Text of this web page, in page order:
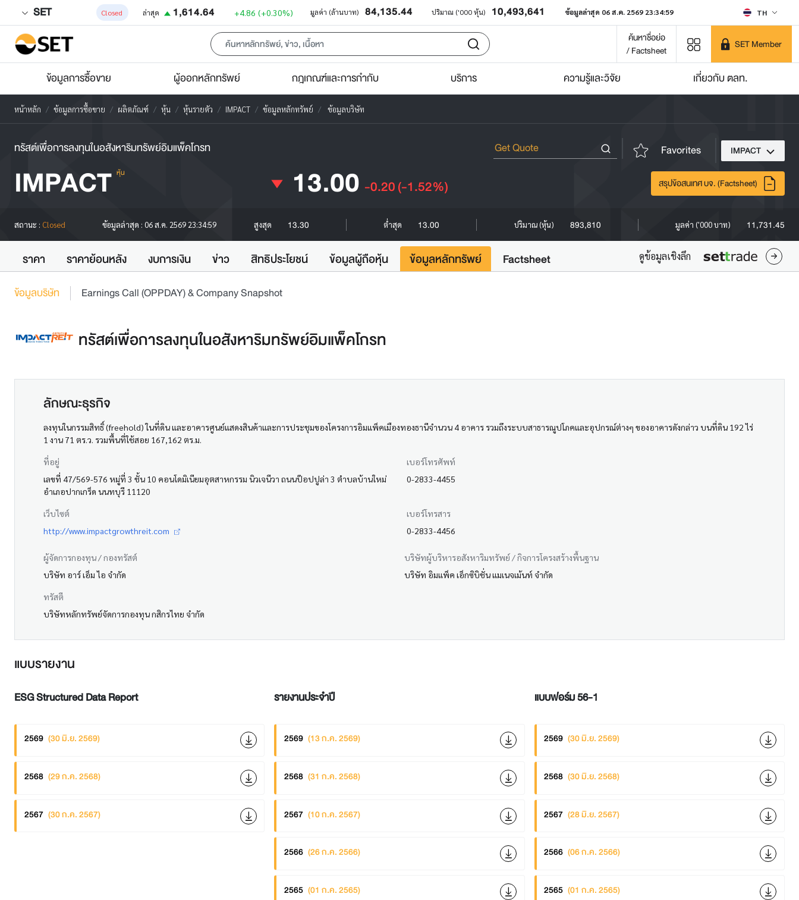
SET Closed ล่าสุด 1,614.64 +4.86 (+0.30%) มูลค่า (ล้านบาท) 84,135.44 ปริมาณ ('000 หุ้น) 10,493,641 ข้อมูลล่าสุด 06 ส.ค. 2569 23:34:59 TH
ค้นหาชื่อย่อ
/ Factsheet
SET Member
ข้อมูลการซื้อขาย ผู้ออกหลักทรัพย์ กฎเกณฑ์และการกำกับ บริการ ความรู้และวิจัย เกี่ยวกับ ตลท.
หน้าหลัก ข้อมูลการซื้อขาย ผลิตภัณฑ์ หุ้น หุ้นรายตัว IMPACT ข้อมูลหลักทรัพย์ ข้อมูลบริษัท
ทรัสต์เพื่อการลงทุนในอสังหาริมทรัพย์อิมแพ็คโกรท Favorites IMPACT
IMPACT หุ้น 13.00 -0.20(-1.52%) สรุปข้อสนเทศ บจ. (Factsheet)
สถานะ : Closed ข้อมูลล่าสุด :06 ส.ค. 2569 23:34:59 สูงสุด 13.30 ต่ำสุด 13.00 ปริมาณ (หุ้น) 893,810 มูลค่า ('000 บาท) 11,731.45
ราคา ราคาย้อนหลัง งบการเงิน ข่าว สิทธิประโยชน์ ข้อมูลผู้ถือหุ้น ข้อมูลหลักทรัพย์ Factsheet ดูข้อมูลเชิงลึก
ข้อมูลบริษัท Earnings Call (OPPDAY) & Company Snapshot
ทรัสต์เพื่อการลงทุนในอสังหาริมทรัพย์อิมแพ็คโกรท
ลักษณะธุรกิจ
ลงทุนในกรรมสิทธิ์ (freehold) ในที่ดิน และอาคารศูนย์แสดงสินค้าและการประชุมของโครงการอิมแพ็คเมืองทองธานีจำนวน 4 อาคาร รวมถึงระบบสาธารณูปโภคและอุปกรณ์ต่างๆ ของอาคารดังกล่าว บนที่ดิน 192 ไร่
1 งาน 71 ตร.ว. รวมพื้นที่ใช้สอย 167,162 ตร.ม.
ที่อยู่
เลขที่ 47/569-576 หมู่ที่ 3 ชั้น 10 คอนโดมิเนียมอุตสาหกรรม นิวเจนีวา ถนนป๊อปปูล่า 3 ตำบลบ้านใหม่
อำเภอปากเกร็ด นนทบุรี 11120
เบอร์โทรศัพท์
0-2833-4455
เว็บไซต์
http://www.impactgrowthreit.com
เบอร์โทรสาร
0-2833-4456
ผู้จัดการกองทุน / กองทรัสต์
บริษัท อาร์ เอ็ม ไอ จำกัด
บริษัทผู้บริหารอสังหาริมทรัพย์ / กิจการโครงสร้างพื้นฐาน
บริษัท อิมแพ็ค เอ็กซิบิชั่น แมเนจเม้นท์ จำกัด
ทรัสตี
บริษัทหลักทรัพย์จัดการกองทุน กสิกรไทย จำกัด
แบบรายงาน
ESG Structured Data Report
2569 (30 มิ.ย. 2569)
2568 (29 ก.ค. 2568)
2567 (30 ก.ค. 2567)
รายงานประจำปี
2569 (13 ก.ค. 2569)
2568 (31 ก.ค. 2568)
2567 (10 ก.ค. 2567)
2566 (26 ก.ค. 2566)
2565 (01 ก.ค. 2565)
แบบฟอร์ม 56-1
2569 (30 มิ.ย. 2569)
2568 (30 มิ.ย. 2568)
2567 (28 มิ.ย. 2567)
2566 (06 ก.ค. 2566)
2565 (01 ก.ค. 2565)